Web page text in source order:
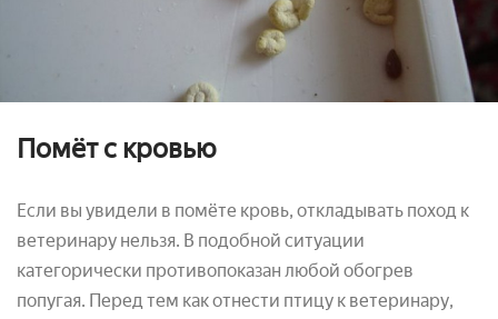
Помёт с кровью
Если вы увидели в помёте кровь, откладывать поход к
ветеринару нельзя. В подобной ситуации
категорически противопоказан любой обогрев
попугая. Перед тем как отнести птицу к ветеринару,